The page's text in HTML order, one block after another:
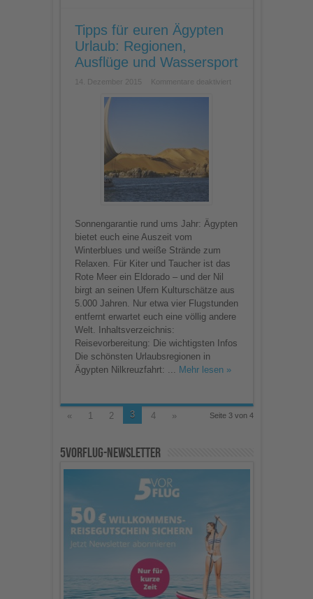
Tipps für euren Ägypten
Urlaub: Regionen,
Ausflüge und Wassersport
14. Dezember 2015 Kommentare deaktiviertfür
Sonnengarantie rund ums Jahr: Ägypten
bietet euch eine Auszeit vom
Winterblues und weiße Strände zum
Relaxen. Für Kiter und Taucher ist das
Rote Meer ein Eldorado – und der Nil
birgt an seinen Ufern Kulturschätze aus
5.000 Jahren. Nur etwa vier Flugstunden
entfernt erwartet euch eine völlig andere
Welt. Inhaltsverzeichnis:
Reisevorbereitung: Die wichtigsten Infos
Die schönsten Urlaubsregionen in
Ägypten Nilkreuzfahrt: ...
Mehr lesen »
Seite 3 von 4
« 1 2 3 4 »
5vorFlug-Newsletter